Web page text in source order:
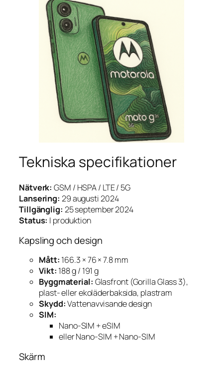
Tekniska specifikationer
Nätverk: GSM / HSPA / LTE / 5G
Lansering: 29 augusti 2024
Tillgänglig: 25 september 2024
Status: I produktion
Kapsling och design
Mått: 166.3 × 76 × 7.8 mm
Vikt: 188 g / 191 g
Byggmaterial: Glasfront (Gorilla Glass 3),
plast- eller ekoläderbaksida, plast­ram
Skydd:Vattenavvisande design
SIM:
Nano-SIM + eSIM
eller Nano-SIM + Nano-SIM
Skärm